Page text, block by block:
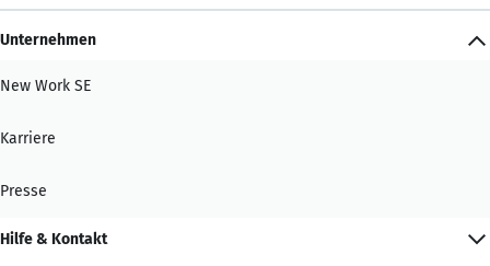
Unternehmen
New Work SE
Karriere
Presse
Hilfe & Kontakt